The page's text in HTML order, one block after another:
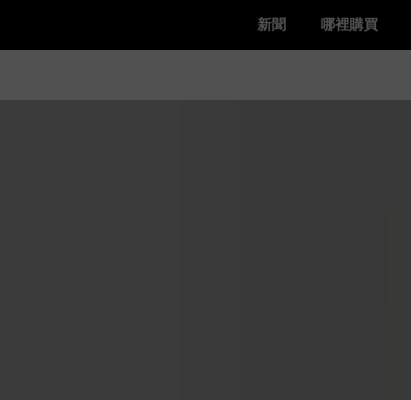
新聞 哪裡購買